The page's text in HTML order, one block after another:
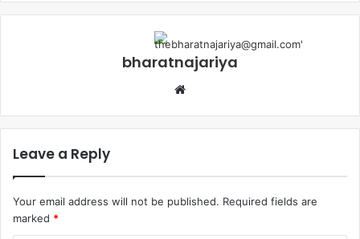
bharatnajariya
Leave a Reply
Your email address will not be published. Required fields are
marked *